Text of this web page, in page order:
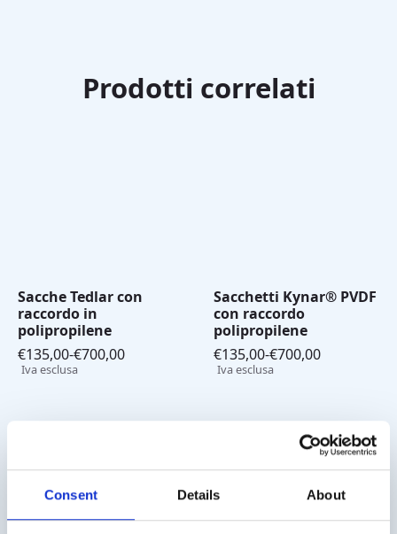
Consent Details About
Prodotti correlati
Sacche Tedlar con
raccordo in
polipropilene
€135,00-€700,00
Fascia
da
€700,00
Iva esclusa
Sacchetti Kynar® PVDF
con raccordo
polipropilene
€135,00-€700,00
Fascia
da
€700,00
Iva esclusa